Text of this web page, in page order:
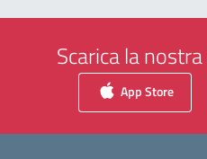
Scarica la
App Store